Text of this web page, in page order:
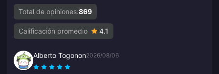
Total de opiniones:869
Calificación promedio 4.1
Alberto Togonon2026/08/06